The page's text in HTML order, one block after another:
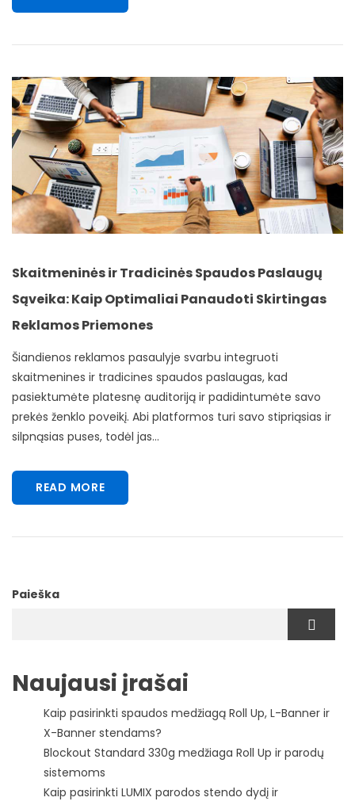
Skaitmeninės ir Tradicinės Spaudos Paslaugų
Sąveika: Kaip Optimaliai Panaudoti Skirtingas
Reklamos Priemones
Šiandienos reklamos pasaulyje svarbu integruoti
skaitmenines ir tradicines spaudos paslaugas, kad
pasiektumėte platesnę auditoriją ir padidintumėte savo
prekės ženklo poveikį. Abi platformos turi savo stipriąsias ir
silpnąsias puses, todėl jas...
READ MORE
Paieška
Naujausi įrašai
Kaip pasirinkti spaudos medžiagą Roll Up, L-Banner ir
X-Banner stendams?
Blockout Standard 330g medžiaga Roll Up ir parodų
sistemoms
Kaip pasirinkti LUMIX parodos stendo dydį ir